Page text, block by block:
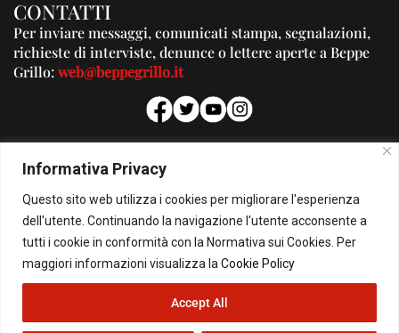
Informativa Privacy
Questo sito web utilizza i cookies per migliorare l'esperienza
dell'utente. Continuando la navigazione l'utente acconsente a
tutti i cookie in conformità con la Normativa sui Cookies. Per
maggiori informazioni visualizza la Cookie Policy
Accept All
CONTATTI
Per inviare messaggi, comunicati stampa, segnalazioni,
richieste di interviste, denunce o lettere aperte a Beppe
Grillo:web@beppegrillo.it
PUBBLICITA'
Per la tua pubblicità su questo Blog:
pubblicita@beppegrillo.it
© Copyright 2026 - Il Blog di Beppe Grillo. All Rights Reserved - Powered by
happygrafic.com